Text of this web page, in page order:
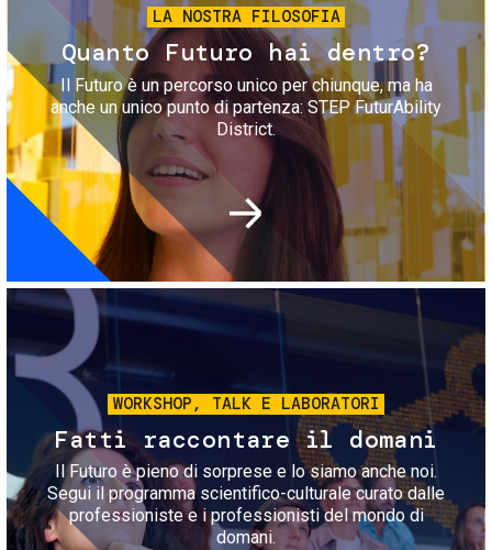
LA NOSTRA FILOSOFIA
Quanto Futuro hai dentro?
Il Futuro è un percorso unico per chiunque, ma ha
anche un unico punto di partenza: STEP FuturAbility
District.
Immagine
WORKSHOP, TALK E LABORATORI
Fatti raccontare il domani
Il Futuro è pieno di sorprese e lo siamo anche noi.
Segui il programma scientifico-culturale curato dalle
professioniste e i professionisti del mondo di
domani.